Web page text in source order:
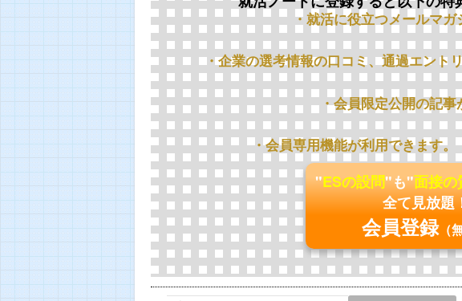
・就活に役立つメールマガ
・企業の選考情報の口コミ、通過エント
・会員限定公開の記
・会員専用機能が利用できます
"ESの設問"も"面接の
全て見放題
会員登録（